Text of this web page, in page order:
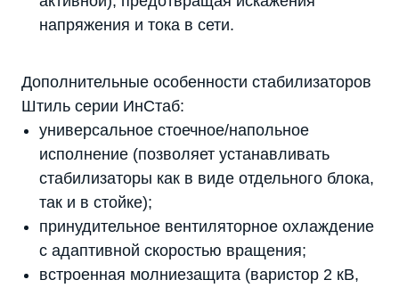
напряжения и тока в сети.
Дополнительные особенности стабилизаторов
Штиль серии ИнСтаб:
универсальное стоечное/напольное
исполнение (позволяет устанавливать
стабилизаторы как в виде отдельного блока,
так и в стойке);
принудительное вентиляторное охлаждение
с адаптивной скоростью вращения;
встроенная молниезащита (варистор 2 кВ,